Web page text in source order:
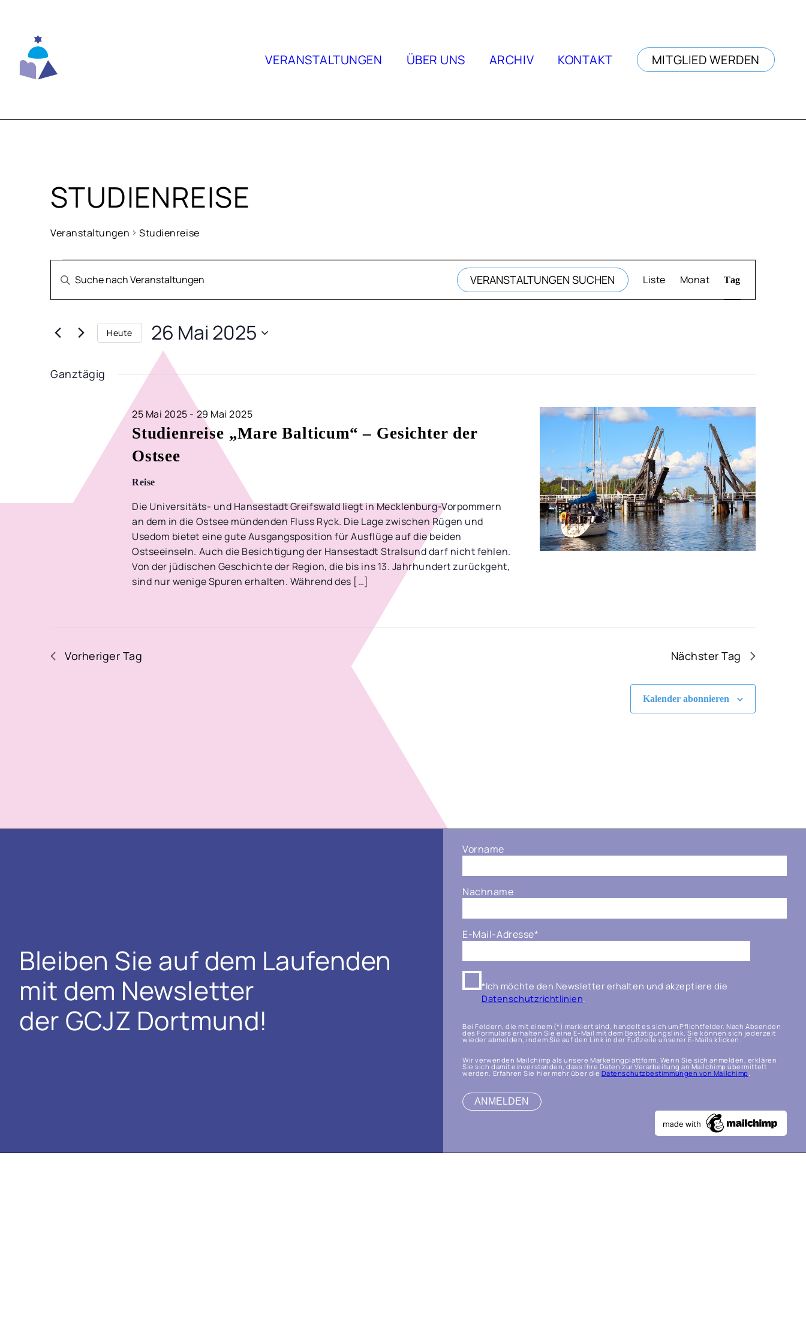
content
VERANSTALTUNGEN ÜBER UNS ARCHIV KONTAKT MITGLIED WERDEN
STUDIENREISE
Veranstaltungen Studienreise
VERANSTALTUNGEN
FÜR
26
MAI
VERANSTALTUNGEN
SUCHE
UND
ANSICHTEN,
NAVIGATION
Bitte
Schlüsselwort
eingeben.
nach
Veranstaltungen
VERANSTALTUNGEN SUCHEN
ANSICHTEN-
NAVIGATION
Liste Monat Tag
Heute 26 Mai 2025
Datum
wählen.
Ganztägig
Studienreise „Mare Balticum“ – Gesichter der
Ostsee
25 Mai 2025 - 29 Mai 2025
Reise
Die Universitäts- und Hansestadt Greifswald liegt in Mecklenburg-Vorpommern
an dem in die Ostsee mündenden Fluss Ryck. Die Lage zwischen Rügen und
Usedom bietet eine gute Ausgangsposition für Ausflüge auf die beiden
Ostseeinseln. Auch die Besichtigung der Hansestadt Stralsund darf nicht fehlen.
Von der jüdischen Geschichte der Region, die bis ins 13. Jahrhundert zurückgeht,
sind nur wenige Spuren erhalten. Während des […]
Vorheriger Tag Nächster Tag
Kalender abonnieren
Bleiben Sie auf dem Laufenden
mit dem Newsletter
der GCJZ Dortmund!
Vorname
Nachname
E-Mail-Adresse*
*Ich möchte den Newsletter erhalten und akzeptiere die
Datenschutzrichtlinien
Bei Feldern, die mit einem (*) markiert sind, handelt es sich um Pflichtfelder. Nach Absenden
des Formulars erhalten Sie eine E-Mail mit dem Bestätigungslink. Sie können sich jederzeit
wieder abmelden, indem Sie auf den Link in der Fußzeile unserer E-Mails klicken.
Wir verwenden Mailchimp als unsere Marketingplattform. Wenn Sie sich anmelden, erklären
Sie sich damit einverstanden, dass Ihre Daten zur Verarbeitung an Mailchimp übermittelt
werden. Erfahren Sie hier mehr über die Datenschutzbestimmungen von Mailchimp